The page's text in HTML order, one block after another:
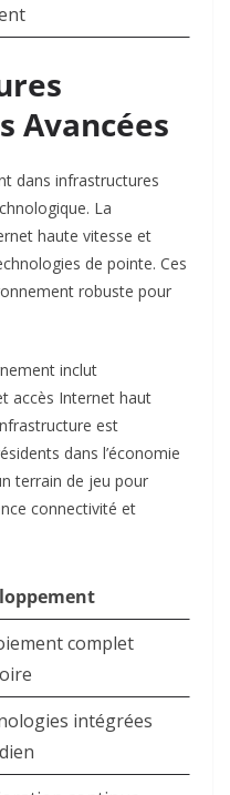
Avancées
dans infrastructures
La
haute vitesse et
de pointe. Ces
robuste pour
inclut
accès Internet haut
est
dans l’économie
terrain de jeu pour
connectivité et
complet
intégrées